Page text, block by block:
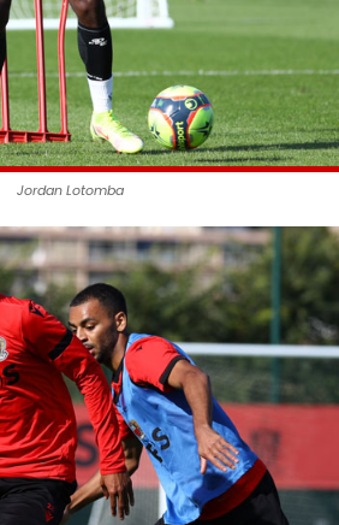
Jordan Lotomba